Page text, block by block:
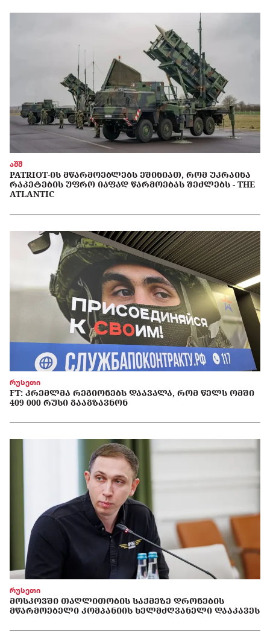
აშშ
PATRIOT-ᲘᲡ ᲛᲬᲐᲠᲛᲝᲔᲑᲚᲔᲑᲡ ᲔᲨᲘᲜᲘᲐᲗ, ᲠᲝᲛ ᲣᲙᲠᲐᲘᲜᲐ
ᲠᲐᲙᲔᲢᲔᲑᲘᲡ ᲣᲤᲠᲝ ᲘᲐᲤᲐᲓ ᲬᲐᲠᲛᲝᲔᲑᲐᲡ ᲨᲔᲫᲚᲔᲑᲡ - THE
ATLANTIC
რუსეთი
FT: ᲙᲠᲔᲛᲚᲛᲐ ᲠᲔᲒᲘᲝᲜᲔᲑᲡ ᲓᲐᲐᲕᲐᲚᲐ, ᲠᲝᲛ ᲬᲔᲚᲡ ᲝᲛᲨᲘ
409 000 ᲠᲣᲡᲘ ᲒᲐᲐᲒᲖᲐᲕᲜᲝᲜ
რუსეთი
ᲛᲝᲡᲙᲝᲕᲨᲘ ᲗᲐᲦᲚᲘᲗᲝᲑᲘᲡ ᲡᲐᲥᲛᲔᲖᲔ ᲓᲠᲝᲜᲔᲑᲘᲡ
ᲛᲬᲐᲠᲛᲝᲔᲑᲔᲚᲘ ᲙᲝᲛᲞᲐᲜᲘᲘᲡ ᲮᲔᲚᲛᲫᲦᲕᲐᲜᲔᲚᲘ ᲓᲐᲐᲙᲐᲕᲔᲡ